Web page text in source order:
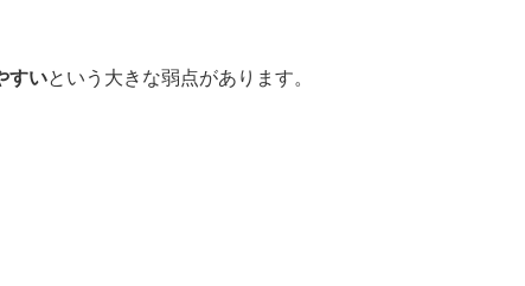
すいという大きな弱点があります。